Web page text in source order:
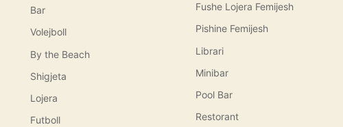
Bar
Volejboll
By the Beach
Shigjeta
Lojera
Futboll
Fushe Lojera Femijesh
Pishine Femijesh
Librari
Minibar
Pool Bar
Restorant